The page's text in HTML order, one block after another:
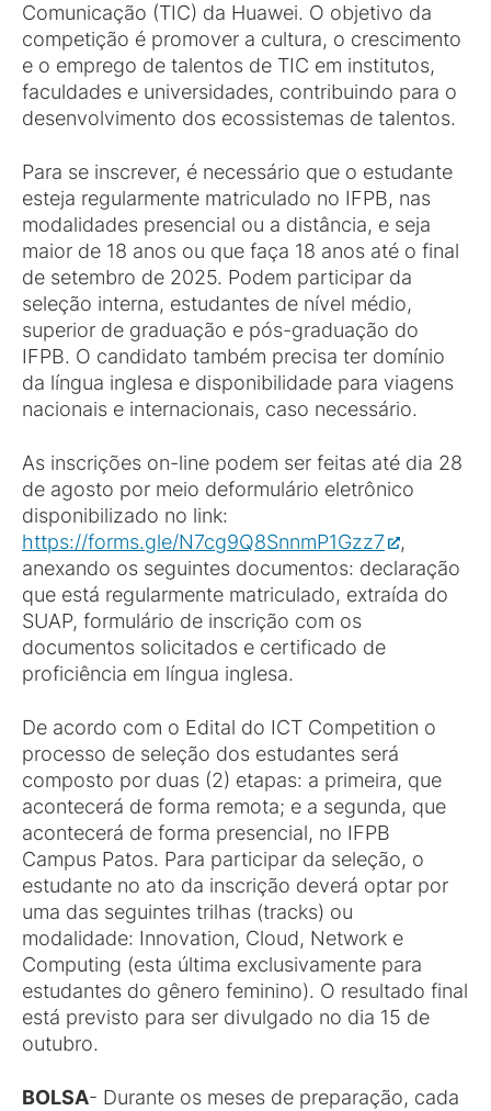
Comunicação (TIC) da Huawei. O objetivo da
competição é promover a cultura, o crescimento
e o emprego de talentos de TIC em institutos,
faculdades e universidades, contribuindo para o
desenvolvimento dos ecossistemas de talentos.
Para se inscrever, é necessário que o estudante
esteja regularmente matriculado no IFPB, nas
modalidades presencial ou a distância, e seja
maior de 18 anos ou que faça 18 anos até o final
de setembro de 2025. Podem participar da
seleção interna, estudantes de nível médio,
superior de graduação e pós-graduação do
IFPB. O candidato também precisa ter domínio
da língua inglesa e disponibilidade para viagens
nacionais e internacionais, caso necessário.
As inscrições on-line podem ser feitas até dia 28
de agosto por meio deformulário eletrônico
disponibilizado no link:
https://forms.gle/N7cg9Q8SnnmP1Gzz7
,
anexando os seguintes documentos: declaração
que está regularmente matriculado, extraída do
SUAP, formulário de inscrição com os
documentos solicitados e certificado de
proficiência em língua inglesa.
De acordo com o Edital do ICT Competition o
processo de seleção dos estudantes será
composto por duas (2) etapas: a primeira, que
acontecerá de forma remota; e a segunda, que
acontecerá de forma presencial, no IFPB
Campus Patos. Para participar da seleção, o
estudante no ato da inscrição deverá optar por
uma das seguintes trilhas (tracks) ou
modalidade: Innovation, Cloud, Network e
Computing (esta última exclusivamente para
estudantes do gênero feminino). O resultado final
está previsto para ser divulgado no dia 15 de
outubro.
BOLSA- Durante os meses de preparação, cada